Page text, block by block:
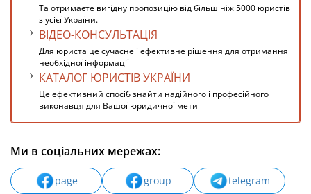
Та отримаєте вигідну пропозицію від більш ніж 5000 юристів
з усієї України.
ВІДЕО-КОНСУЛЬТАЦІЯ
Для юриста це сучасне і ефективне рішення для отримання
необхідної інформації
КАТАЛОГ ЮРИСТІВ УКРАЇНИ
Це ефективний спосіб знайти надійного і професійного
виконавця для Вашої юридичної мети
Ми в соціальних мережах:
page group
telegram